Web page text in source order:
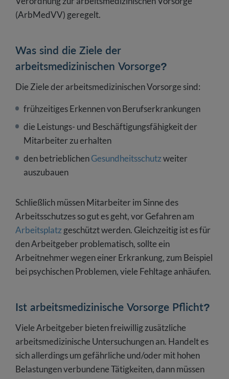
(ArbMedVV) geregelt.
Was sind die Ziele der
arbeitsmedizinischen Vorsorge?
Die Ziele der arbeitsmedizinischen Vorsorge sind:
frühzeitiges Erkennen von Berufserkrankungen
die Leistungs- und Beschäftigungsfähigkeit der
Mitarbeiter zu erhalten
den betrieblichenGesundheitsschutzweiter
auszubauen
Schließlich müssen Mitarbeiter im Sinne des
Arbeitsschutzes so gut es geht, vor Gefahren am
Arbeitsplatz geschützt werden. Gleichzeitig ist es für
den Arbeitgeber problematisch, sollte ein
Arbeitnehmer wegen einer Erkrankung, zum Beispiel
bei psychischen Problemen, viele Fehltage anhäufen.
Ist arbeitsmedizinische Vorsorge Pflicht?
Viele Arbeitgeber bieten freiwillig zusätzliche
arbeitsmedizinische Untersuchungen an. Handelt es
sich allerdings um gefährliche und/oder mit hohen
Belastungen verbundene Tätigkeiten, dann müssen